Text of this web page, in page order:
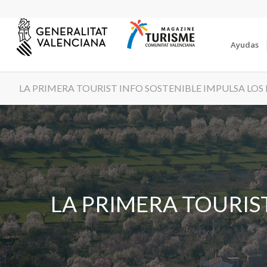
Ayudas
LA PRIMERA TOURIST INFO SOSTENIBLE IMPULSA
LA PRIMERA